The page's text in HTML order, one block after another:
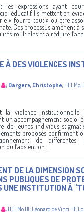
les expressions ayant
éducatif. Ils mettent en
« fourre-tout » ou être
Ces processus amènent à
multiples et à réduire
À DES VIOLENCES
; Dargere, Christophe, HELMo
la violence
un accompagnement socio-
de jeunes individus
proposés confirment
de différentes
ou l’abstention ...
DE LA DIMENSION
PUBLIQUES DE
UNE INSTITUTION À
, HELMo HE Léonard de Vinci HE